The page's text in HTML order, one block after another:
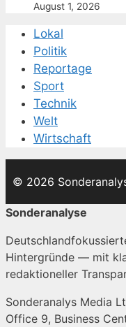
August 1, 2026
Lokal
Politik
Reportage
Sport
Technik
Welt
Wirtschaft
© 2026
Sonderanalyse
Hintergründe — mit
redaktioneller
Sonderanalys Media
Office 9, Business